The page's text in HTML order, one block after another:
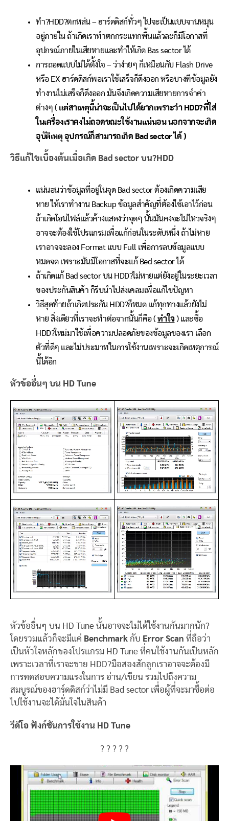
ทำ?HDD?ตกหล่น – ฮาร์ดดิสก์ทั่วๆ ไปจะเป็นแบบจานหมุน
อยู่ภายใน ถ้าเกิดเราทำตกกระแทกพื้นแล้วละก็มีโอกาสที่
อุปกรณ์ภายในเสียหายและทำให้เกิด Bas sector ได้
การถอดแบบไม่ได้ตั้งใจ – ว่าง่ายๆ ก็เหมือนกับ Flash Drive
หรือ EX ฮาร์ดดิสก์พอเราใช้เสร็จก็ดึงออก หรือบางทีข้อมูลยัง
ทำงานไม่เสร็จก็ดึงออก มันจึงเกิดความเสียหายการจำค่า
ต่างๆ ( แต่สาเหตุนี้น่าจะเป็นไปได้ยากเพราะว่า HDD?ที่ใส่
ในเครื่องเราคงไม่ถอดขณะใช้งานแน่นอน นอกจากจะเกิด
อุบัติเหตุ อุปกรณ์ก็สามารถเกิด Bad sector ได้ )
วิธีแก้ไขเบื้องต้นเมื่อเกิด Bad sector บน?HDD
แน่นอนว่าข้อมูลที่อยู่ในจุด Bad sector ต้องเกิดความเสีย
หาย ให้เราทำงาน Backup ข้อมูลสำคัญที่ต้องใช้เอาไว้ก่อน
ถ้าเกิดโอนไฟล์แล้วค้างแสดงว่าจุดๆ นั้นมันคงจะไม่ไหวจริงๆ
อาจจะต้องใช้โปรแกรมเพื่อแก้ก่อนในระดับหนึ่ง ถ้าไม่หาย
เราอาจจะลอง Format แบบ Full เพื่อการลบข้อมูลแบบ
หมดจด เพราะมันมีโอกาสที่จะแก้ Bed sector ได้
ถ้าเกิดแก้ Bad sector บน HDD?ไม่หายแต่ยังอยู่ในระยะเวลา
ของประกันสินค้า ก็รีบนำไปส่งเคลมเพื่อแก้ไขปัญหา
วิธีสุดท้ายถ้าเกิดประกัน HDD?ก็หมด แก้ทุกทางแล้วยังไม่
หาย สิ่งเดียวที่เราจะทำต่อจากนั้นก็คือ ( ทำใจ) และซื้อ
HDD?ใหม่มาใช้เพื่อความปลอดภัยของข้อมูลของเรา เลือก
ตัวที่ดีๆ และไม่ประมาทในการใช้งานเพราะจะเกิดเหตุการณ์
นี้ได้อีก
หัวข้ออื่นๆ บน HD Tune
หัวข้ออื่นๆ บน HD Tune นั้นอาจจะไม่ได้ใช้งานกันมากนัก?
โดยรวมแล้วก็จะมีแค่ Benchmark กับ Error Scan ที่ถือว่า
เป็นหัวใจหลักของโปรแกรม HD Tune ที่คนใช้งานกันเป็นหลัก
เพราะเวลาที่เราจะขาย HDD?มือสองสักลูกเราอาจจะต้องมี
การทดสอบความแรงในการ อ่าน/เขียน รวมไปถึงความ
สมบูรณ์ของฮาร์ดดิสก์ว่าไม่มี Bad sector เพื่อผู้ที่จะมาซื้อต่อ
ไปใช้งานจะได้มั่นใจในสินค้า
วีดีโอ ฟังก์ชันการใช้งาน HD Tune
? ? ? ? ?